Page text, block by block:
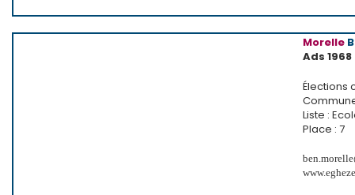
Morelle
Ads 1968
Élections
Liste :
Place : 7